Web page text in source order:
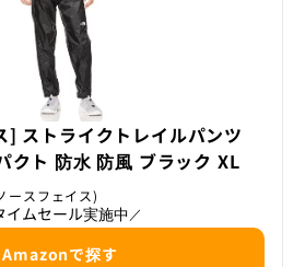
] ストライクトレイルパンツ
クト 防水 防風 ブラック XL
ースフェイス)
イムセール実施中 ／
Amazonで探す